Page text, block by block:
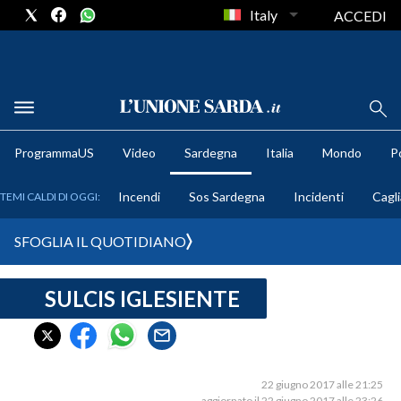
METEO
CRONACA SARDEGNA
CAGLIARI
Italy ACCEDI
ProgrammaUS Video Sardegna Italia Mondo
TEMI CALDI DI OGGI: Incendi Sos Sardegna Incidenti
SFOGLIA IL QUOTIDIANO
SULCIS IGLESIENTE
22 giugno 2017 alle 21:25